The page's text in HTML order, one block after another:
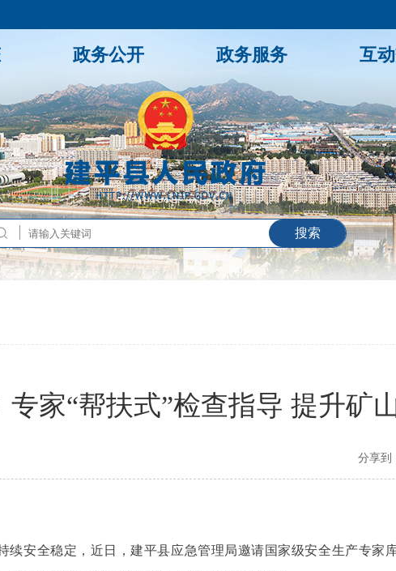
政务公开 政务服务 互
家“帮扶式”检查指导 提升矿
分享到
续安全稳定，近日，建平县应急管理局邀请国家级安全生产专家